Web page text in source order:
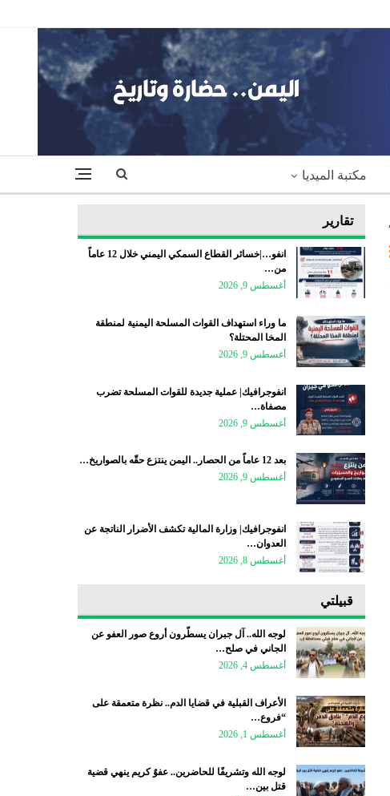
مكتبة الميديا
تقارير
انفو…|خسائر القطاع السمكي اليمني خلال 12 عاماً
من…
أغسطس 9, 2026
ما وراء استهداف القوات المسلحة اليمنية لمنطقة
المخا المحتلة؟
أغسطس 9, 2026
انفوجرافيك| عملية جديدة للقوات المسلحة تضرب
مصفاة…
أغسطس 9, 2026
بعد 12 عاماً من الحصار.. اليمن ينتزع حقّه بالصواريخ…
أغسطس 9, 2026
انفوجرافيك| وزارة المالية تكشف الأضرار الناتجة عن
العدوان…
أغسطس 8, 2026
قبيلتي
لوجه الله.. آل جبران يسطّرون أروع صور العفو عن
الجاني في صلح…
أغسطس 4, 2026
الأعراف القبلية في قضايا الدم.. نظرة متعمقة على
“فروع…
أغسطس 1, 2026
لوجه الله وتشريفًا للحاضرين.. عفوٌ كريم ينهي قضية
قتل بين…